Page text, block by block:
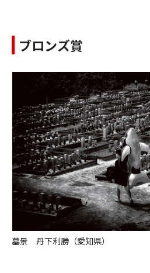
ブロンズ賞
墓景 丹下利勝（愛知県）